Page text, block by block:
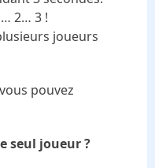
2… 3 !
joueurs
pouvez
seul joueur ?